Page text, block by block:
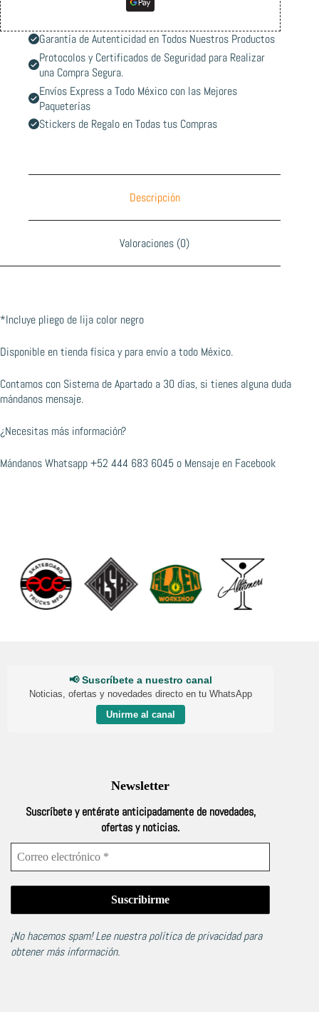
Garantía de Autenticidad en Todos Nuestros Productos
Protocolos y Certificados de Seguridad para Realizar
una Compra Segura.
Envíos Express a Todo México con las Mejores
Paqueterías
Stickers de Regalo en Todas tus Compras
Descripción
Valoraciones (0)
*Incluye pliego de lija color negro
Disponible en tienda física y para envío a todo México.
Contamos con Sistema de Apartado a 30 días, si tienes alguna duda
mándanos mensaje.
¿Necesitas más información?
Mándanos Whatsapp+52 444 683 6045 o Mensaje en Facebook
📢 Suscríbete a nuestro canal
Noticias, ofertas y novedades directo en tu WhatsApp
Unirme al canal
Newsletter
Suscríbete y entérate anticipadamente de novedades,
ofertas y noticias.
¡No hacemos spam! Lee nuestrapolítica de privacidadpara
obtener más información.